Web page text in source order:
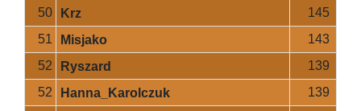
50
Krz
145
51
Misjako
143
52
Ryszard
139
52
Hanna_Karolczuk
139